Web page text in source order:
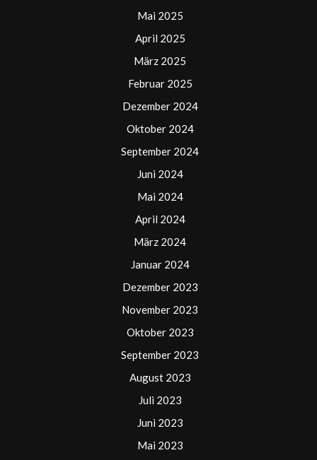
Mai 2025
April 2025
März 2025
Februar 2025
Dezember 2024
Oktober 2024
September 2024
Juni 2024
Mai 2024
April 2024
März 2024
Januar 2024
Dezember 2023
November 2023
Oktober 2023
September 2023
August 2023
Juli 2023
Juni 2023
Mai 2023